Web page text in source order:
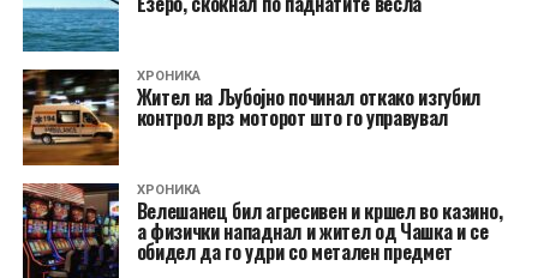
ХРОНИКА
Жител на Љубојно починал откако изгубил
контрол врз моторот што го управувал
ХРОНИКА
Велешанец бил агресивен и кршел во казино,
а физички нападнал и жител од Чашка и се
обидел да го удри со метален предмет